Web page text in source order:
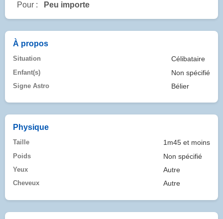
Pour : Peu importe
À propos
Situation Célibataire
Enfant(s) Non spécifié
Signe Astro Bélier
Physique
Taille 1m45 et moins
Poids Non spécifié
Yeux Autre
Cheveux Autre